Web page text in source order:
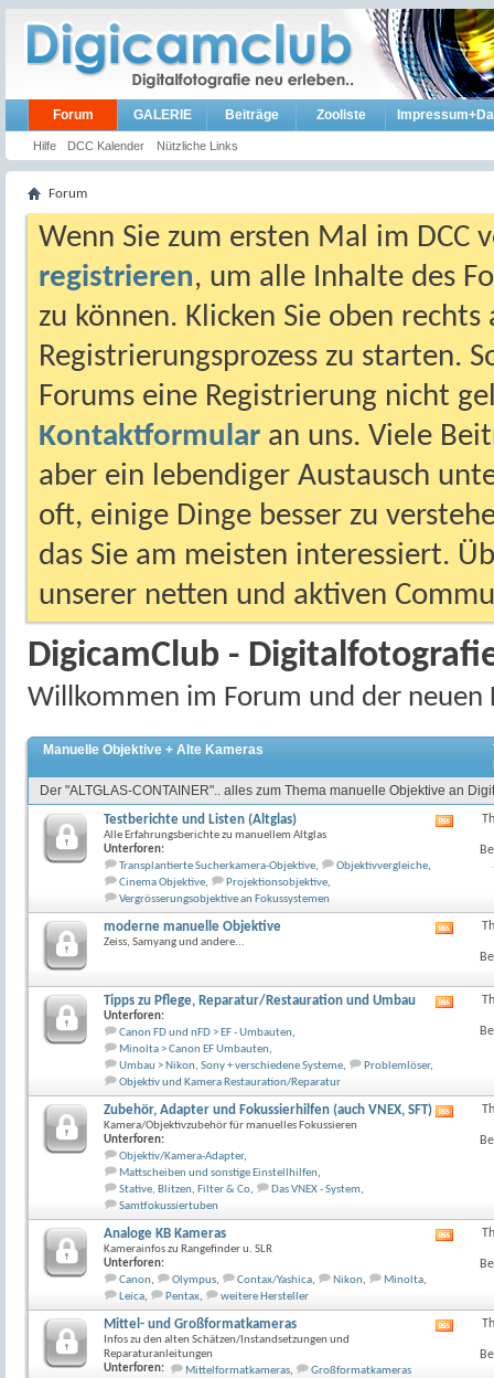
Forum
Hilfe DCC Kalender Nützliche Links
GALERIE Beiträge Zooliste
Forum
Wenn Sie zum ersten Mal im DCC
registrieren, um alle Inhalte des
zu können. Klicken Sie oben
Registrierungsprozess zu starten.
Forums eine Registrierung nicht
Kontaktformular an uns. Viele
aber ein lebendiger Austausch
oft, einige Dinge besser zu
das Sie am meisten interessiert.
unserer netten und aktiven
DigicamClub -
Willkommen im Forum und der neuen
Manuelle Objektive + Alte Kameras
Der "ALTGLAS-CONTAINER".. alles zum Thema manuelle Objektive an
Testberichte und Listen (Altglas)
Alle Erfahrungsberichte zu manuellem Altglas
Unterforen:
Transplantierte Sucherkamera-Objektive, Objektivvergleiche,
Cinema Objektive, Projektionsobjektive,
Vergrösserungsobjektive an Fokussystemen
dieses
moderne manuelle Objektive
Zeiss, Samyang und andere...
dieses
Tipps zu Pflege, Reparatur/Restauration und Umbau
Unterforen:
Canon FD und nFD > EF - Umbauten,
Minolta > Canon EF Umbauten,
Umbau > Nikon, Sony + verschiedene Systeme, Problemlöser,
Objektiv und Kamera Restauration/Reparatur
dieses
Zubehör, Adapter und Fokussierhilfen (auch VNEX, SFT)
Kamera/Objektivzubehör für manuelles Fokussieren
Unterforen:
Objektiv/Kamera-Adapter,
Mattscheiben und sonstige Einstellhilfen,
Stative, Blitzen, Filter & Co, Das VNEX - System,
Samtfokussiertuben
dieses
Analoge KB Kameras
Kamerainfos zu Rangefinder u. SLR
Unterforen:
Canon, Olympus, Contax/Yashica, Nikon, Minolta,
Leica, Pentax, weitere Hersteller
dieses
Mittel- und Großformatkameras
Infos zu den alten Schätzen/Instandsetzungen und
Reparaturanleitungen
Unterforen:
Mittelformatkameras, Großformatkameras
dieses